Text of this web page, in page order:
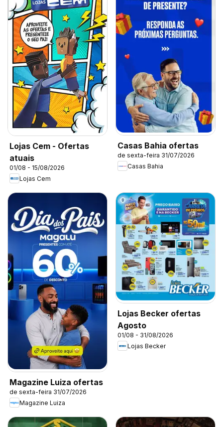
Lojas Cem - Ofertas
atuais
01/08 - 15/08/2026
Lojas Cem
Casas Bahia ofertas
de sexta-feira 31/07/2026
Casas Bahia
Magazine Luiza ofertas
de sexta-feira 31/07/2026
Magazine Luiza
Lojas Becker ofertas
Agosto
01/08 - 31/08/2026
Lojas Becker